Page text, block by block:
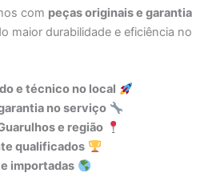
com peças originais e garantia
maior durabilidade e eficiência no
e técnico no local
no serviço
e região
qualificados
importadas